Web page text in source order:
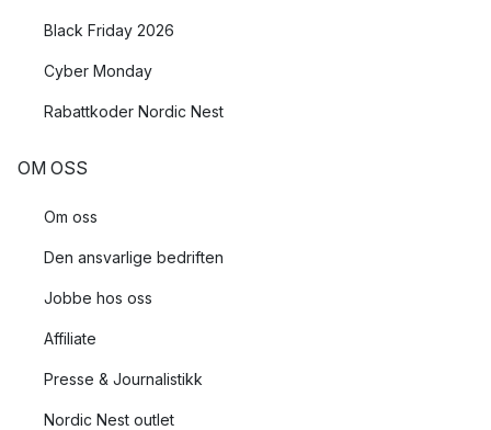
Black Friday 2026
Cyber Monday
Rabattkoder Nordic Nest
OM OSS
Om oss
Den ansvarlige bedriften
Jobbe hos oss
Affiliate
Presse & Journalistikk
Nordic Nest outlet